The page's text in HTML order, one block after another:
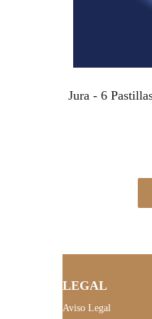
Jura - 6
LEGAL
Aviso Legal